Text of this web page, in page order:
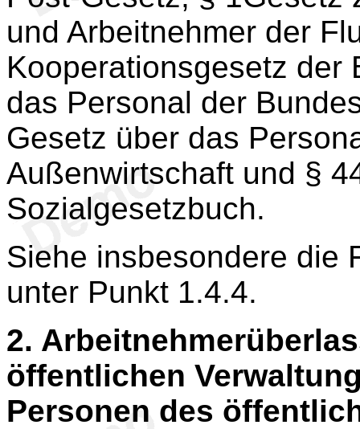
und Arbeitnehmer der
Kooperationsgesetz der
das Personal der
Gesetz über das
Außenwirtschaft und §
Sozialgesetzbuch.
Siehe insbesondere die
unter Punkt 1.4.4.
2.
öffentlichen
Personen des